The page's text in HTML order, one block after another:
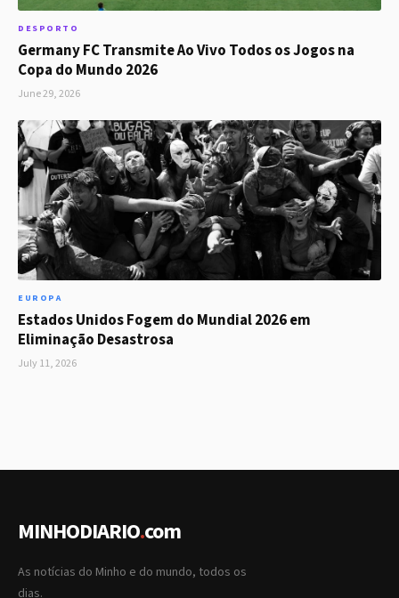
DESPORTO
Germany FC Transmite Ao Vivo Todos os Jogos na
Copa do Mundo 2026
June 29, 2026
EUROPA
Estados Unidos Fogem do Mundial 2026 em
Eliminação Desastrosa
July 11, 2026
MINHODIARIO.com
As notícias do Minho e do mundo, todos os
dias.